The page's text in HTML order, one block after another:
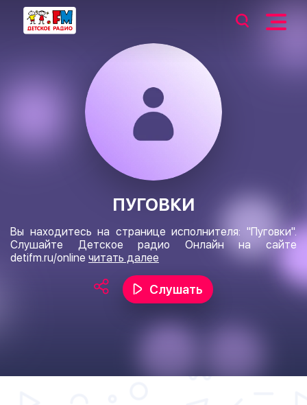
ПУГОВКИ
Вы находитесь на странице исполнителя: "Пуговки".
Слушайте Детское радио Онлайн на сайте
detifm.ru/online читать далее
Слушать